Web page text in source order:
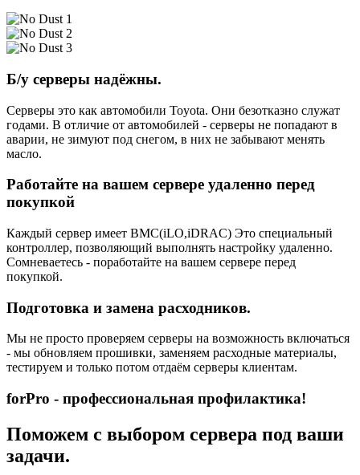
Б/у серверы надёжны.
Серверы это как автомобили Toyota. Они безотказно служат
годами. В отличие от автомобилей - серверы не попадают в
аварии, не зимуют под снегом, в них не забывают менять
масло.
Работайте на вашем сервере удаленно перед
покупкой
Каждый сервер имеет BMC(iLO,iDRAC) Это специальный
контроллер, позволяющий выполнять настройку удаленно.
Сомневаетесь - поработайте на вашем сервере перед
покупкой.
Подготовка и замена расходников.
Мы не просто проверяем серверы на возможность включаться
- мы обновляем прошивки, заменяем расходные материалы,
тестируем и только потом отдаём серверы клиентам.
forPro - профессиональная профилактика!
Поможем с выбором сервера под ваши
задачи.